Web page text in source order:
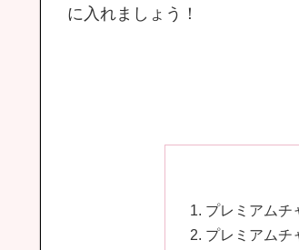
に入れましょう！
プレミアムチ
プレミアムチ